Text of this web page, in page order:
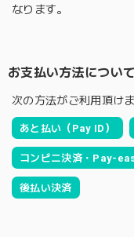
なります。
お支払い方法について
次の方法がご利用頂けま
あと払い（Pay ID）
コンビニ決済・Pay-
後払い決済